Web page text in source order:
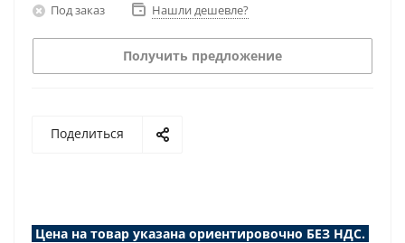
Под заказ Нашли дешевле?
Получить предложение
Поделиться
Цена на товар указана ориентировочно БЕЗ НДС.